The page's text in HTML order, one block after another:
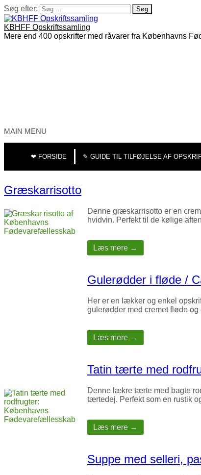
Søg efter:
KBHFF Opskriftssamling
Mere end 400 opskrifter med råvarer fra Københavns
MAIN MENU
❤︎ FORSIDE
✎ GUIDE TIL TILFØJELSE AF
Græskarrisotto
Denne græskarrisotto er en
hvidvin. Perfekt til de kølige
Læs mere →
Gulerødder i fløde /
Her er en lækker og enkel
gulerødder med cremet fløde
Læs mere →
Tatin tærte med
Denne lækre tærte med bagte
tærtedej. Perfekt som en rustik
Læs mere →
Suppe med selleri,